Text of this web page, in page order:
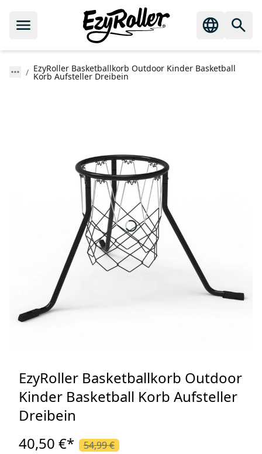
EzyRoller Basketballkorb Outdoor Kinder Basketball
Korb Aufsteller Dreibein
EzyRoller Basketballkorb Outdoor
Kinder Basketball Korb Aufsteller
Dreibein
40,50 €* 54,99 €